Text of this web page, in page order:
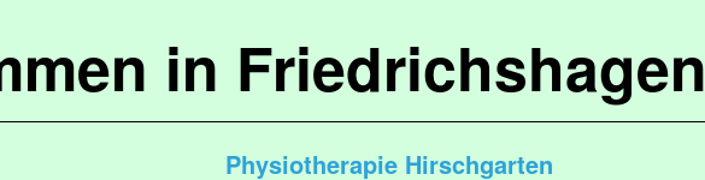
in Friedrichshagen
Physiotherapie Hirschgarten